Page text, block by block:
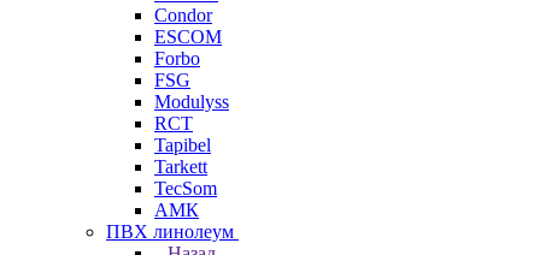
Condor
ESCOM
Forbo
FSG
Modulyss
RCT
Tapibel
Tarkett
TecSom
АМК
ПВХ линолеум